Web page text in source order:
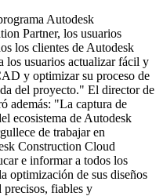
Autodesk
Partner, los usuarios
los clientes de Autodesk
los usuarios actualizar fácil y
y optimizar su proceso de
del proyecto." El director de
además: "La captura de
ecosistema de Autodesk
de trabajar en
Construction Cloud
e informar a todos los
optimización de sus diseños
precisos, fiables y